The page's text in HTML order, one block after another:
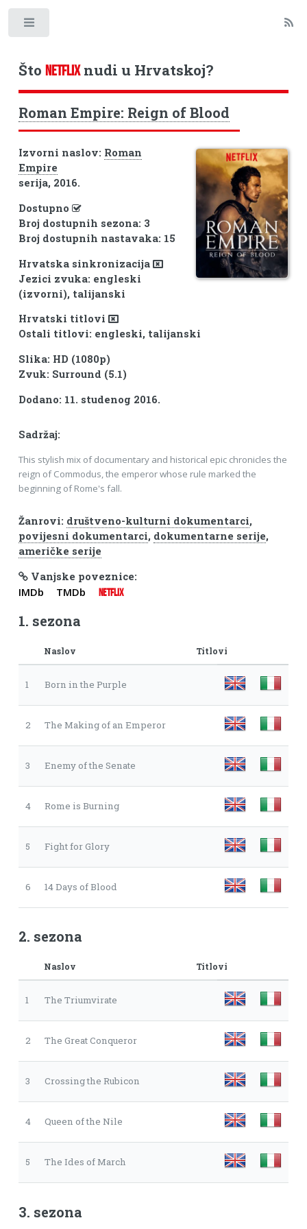
Što NETFLIXnudi u Hrvatskoj?
Roman Empire: Reign of Blood
Izvorni naslov: Roman
Empire
serija, 2016.
Dostupno
Broj dostupnih sezona: 3
Broj dostupnih nastavaka: 15
Hrvatska sinkronizacija
Jezici zvuka: engleski
(izvorni), talijanski
Hrvatski titlovi
Ostali titlovi: engleski, talijanski
Slika: HD (1080p)
Zvuk: Surround (5.1)
Dodano: 11. studenog 2016.
Sadržaj:
This stylish mix of documentary and historical epic chronicles the
reign of Commodus, the emperor whose rule marked the
beginning of Rome's fall.
Žanrovi: društveno-kulturni dokumentarci,
povijesni dokumentarci, dokumentarne serije,
američke serije
Vanjske poveznice:
IMDb TMDb NETFLIX
1. sezona
Naslov Titlovi
1 Born in the Purple
2 The Making of an Emperor
3 Enemy of the Senate
4 Rome is Burning
5 Fight for Glory
6 14 Days of Blood
2. sezona
Naslov Titlovi
1 The Triumvirate
2 The Great Conqueror
3 Crossing the Rubicon
4 Queen of the Nile
5 The Ides of March
3. sezona